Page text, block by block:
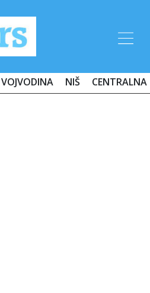
VOJVODINA NIŠ CENTRALNA